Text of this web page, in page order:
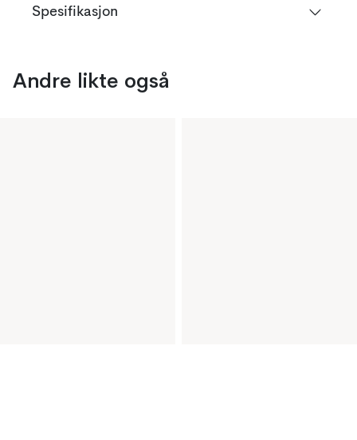
Spesifikasjon
Andre likte også